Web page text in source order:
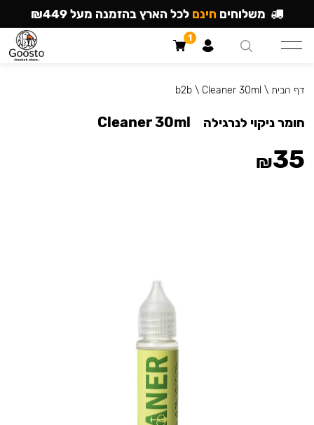
דף הבית \
b2b\ Cleaner 30ml
חומר ניקוי לנרגילה Cleaner 30ml
₪35
משלוחים חינם לכל הארץ בהזמנה מעל ₪449
1